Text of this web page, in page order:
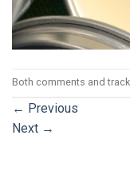
Both comments and
← Previous
Next →